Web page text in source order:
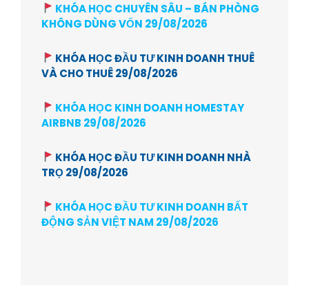
KHÓA HỌC CHUYÊN SÂU – BÁN PHÒNG
KHÔNG DÙNG VỐN 29/08/2026
KHÓA HỌC ĐẦU TƯ KINH DOANH THUÊ
VÀ CHO THUÊ 29/08/2026
KHÓA HỌC KINH DOANH HOMESTAY
AIRBNB 29/08/2026
KHÓA HỌC ĐẦU TƯ KINH DOANH NHÀ
TRỌ 29/08/2026
KHÓA HỌC ĐẦU TƯ KINH DOANH BẤT
ĐỘNG SẢN VIỆT NAM 29/08/2026